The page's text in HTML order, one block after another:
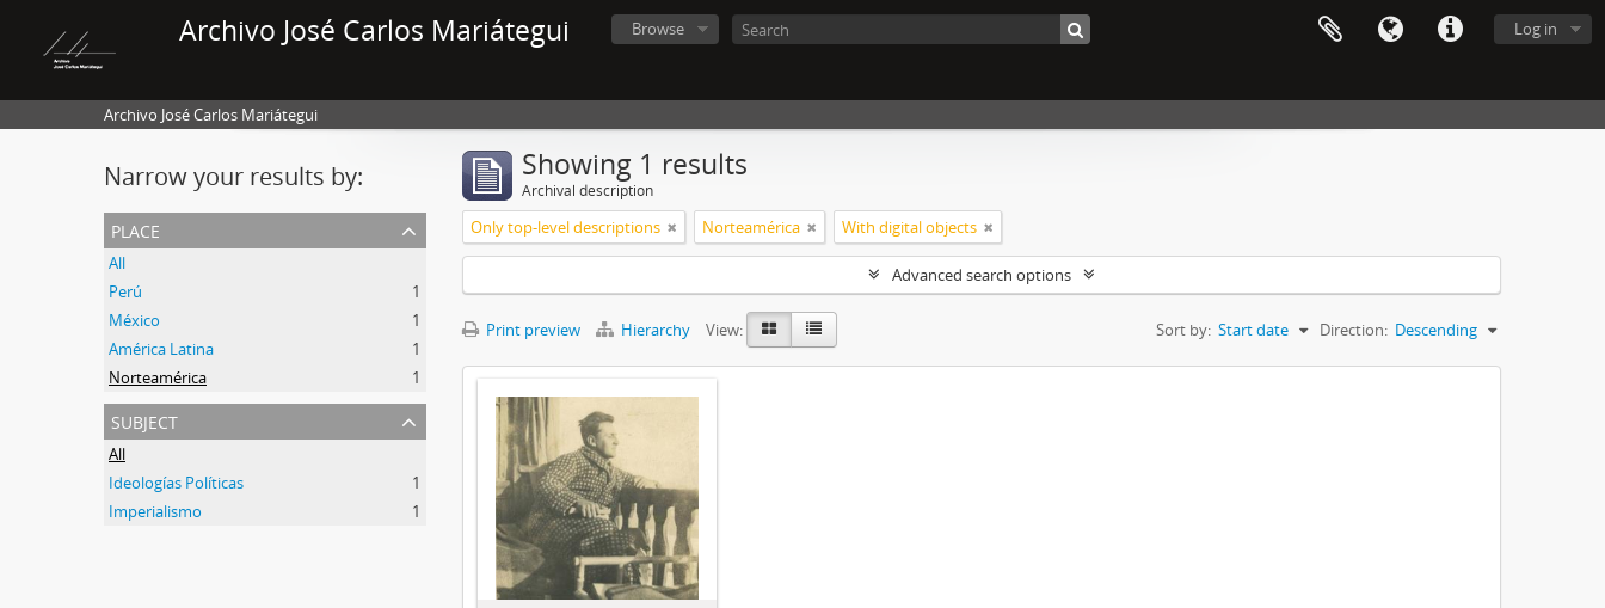
Archivo José Carlos Mariátegui Log in
Browse
Archivo José Carlos Mariátegui
Narrow your results by:
place
All
Perú
1
México
1
América Latina
1
Norteamérica
1
subject
All
Ideologías Políticas
1
Imperialismo
1
Showing 1 results
Archival description
Only top-level descriptions Norteamérica With digital objects
Advanced search options
Print preview Hierarchy View: Sort by: Start date Direction: Descending